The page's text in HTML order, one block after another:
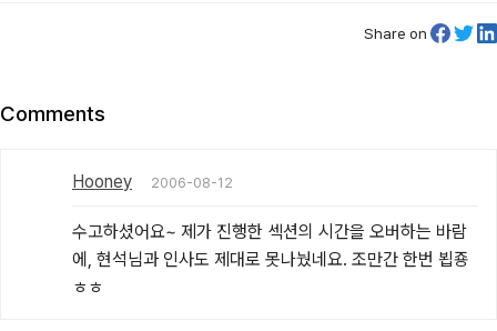
Share on
Comments
Hooney 2006-08-12
수고하셨어요~ 제가 진행한 섹션의 시간을 오버하는 바람
에, 현석님과 인사도 제대로 못나눴네요. 조만간 한번 뵙죵
ㅎㅎ